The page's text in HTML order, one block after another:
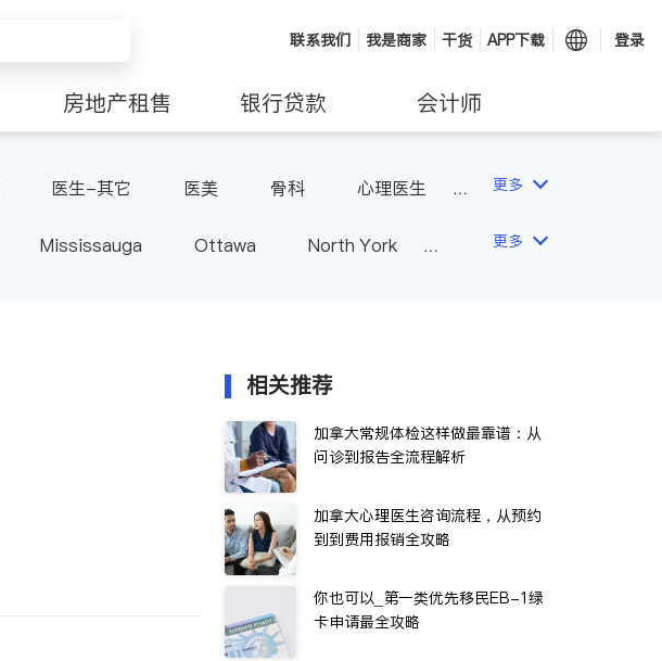
联系我们 我是商家 干货 APP下载 登录
房地产租售 银行贷款 会计师
医生-其它 医美 骨科
心理医生
更多
Mississauga Ottawa
North York
更多
相关推荐
加拿大常规体检这样做最靠谱：从
问诊到报告全流程解析
加拿大心理医生咨询流程，从预约
到到费用报销全攻略
你也可以_第一类优先移民EB-1绿
卡申请最全攻略